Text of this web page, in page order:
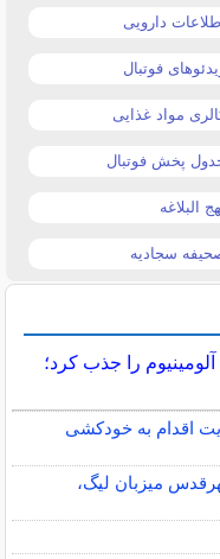
اطلاعات دارویی
فوتبال
مواد غذایی
پخش فوتبال
البلاغه
سجادیه
پدیده ۱۹ ساله آلومینیوم را جذب کرد؛
اقدام به خودکشی
میزبان لیگ،